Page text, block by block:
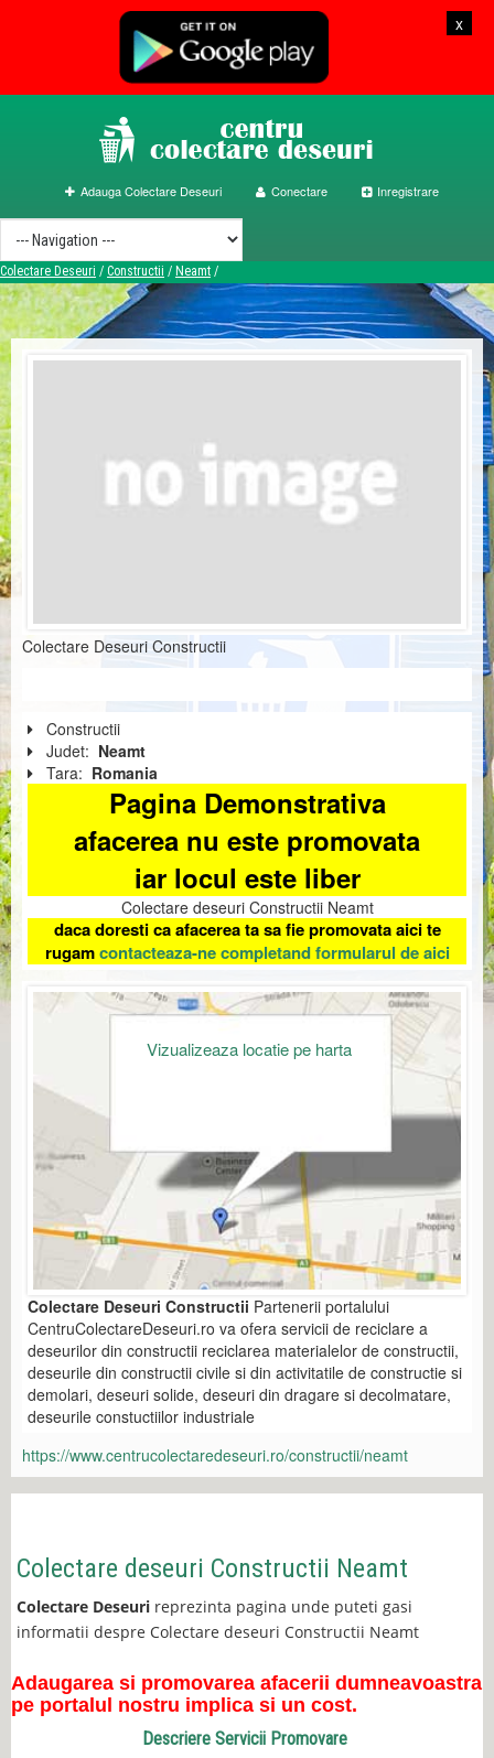
x
Adauga Colectare Deseuri Conectare Inregistrare
Colectare Deseuri / Constructii / Neamt /
Colectare Deseuri Constructii
Constructii
Judet: Neamt
Tara: Romania
Pagina Demonstrativa
afacerea nu este promovata
iar locul este liber
Colectare deseuri Constructii Neamt
daca doresti ca afacerea ta sa fie promovata aici te
rugamcontacteaza-ne completand formularul de aici
Vizualizeaza locatie pe harta
Colectare Deseuri Constructii Partenerii portalului
CentruColectareDeseuri.ro va ofera servicii de reciclare a
deseurilor din constructii reciclarea materialelor de constructii,
deseurile din constructii civile si din activitatile de constructie si
demolari, deseuri solide, deseuri din dragare si decolmatare,
deseurile constuctiilor industriale
https://www.centrucolectaredeseuri.ro/constructii/neamt
Colectare deseuri Constructii Neamt
Colectare Deseuri reprezinta pagina unde puteti gasi
informatii despre Colectare deseuri Constructii Neamt
Adaugarea si promovarea afacerii dumneavoastra
pe portalul nostru implica si un cost.
Descriere Servicii Promovare